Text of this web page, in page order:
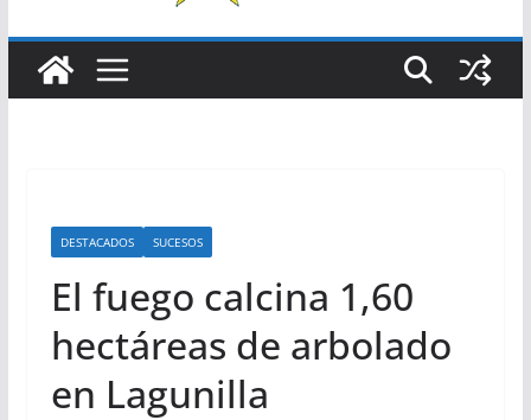
DESTACADOS SUCESOS
El fuego calcina 1,60
hectáreas de arbolado
en Lagunilla